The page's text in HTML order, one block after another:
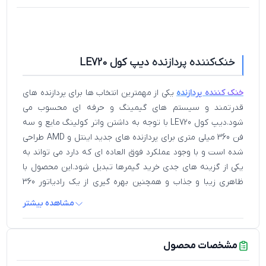
خنک‌کننده پردازنده دیپ کول LE720
خنک کننده پردازنده یکی از مهمترین انتخاب ها برای پردازنده های
قدرتمند و سیستم های گیمینگ و حرفه ای محسوب می
شود.دیپ کول LE720 با توجه به داشتن واتر کولینگ مایع و سه
فن 360 میلی متری برای پردازنده های جدید اینتل و AMD طراحی
شده است و با وجود عملکرد فوق العاده ای که دارد می تواند به
یکی از گزینه های جدی خرید گیمرها تبدیل شود.این محصول با
ظاهری زیبا و جذاب و همچنین بهره گیری از یک رادیاتور 360
بهینه شده برای فشار بالا می تواند به راحتی گرمای پردازنده را
کنترل کرده و پایین نگه دارد.بسیاری از اورکلاکر ها خرید دیپ
کول LE720 به علت نگه داشتن دمای پردازنده در محدوده ایمن
مشاهده بیشتر
مشخصات محصول